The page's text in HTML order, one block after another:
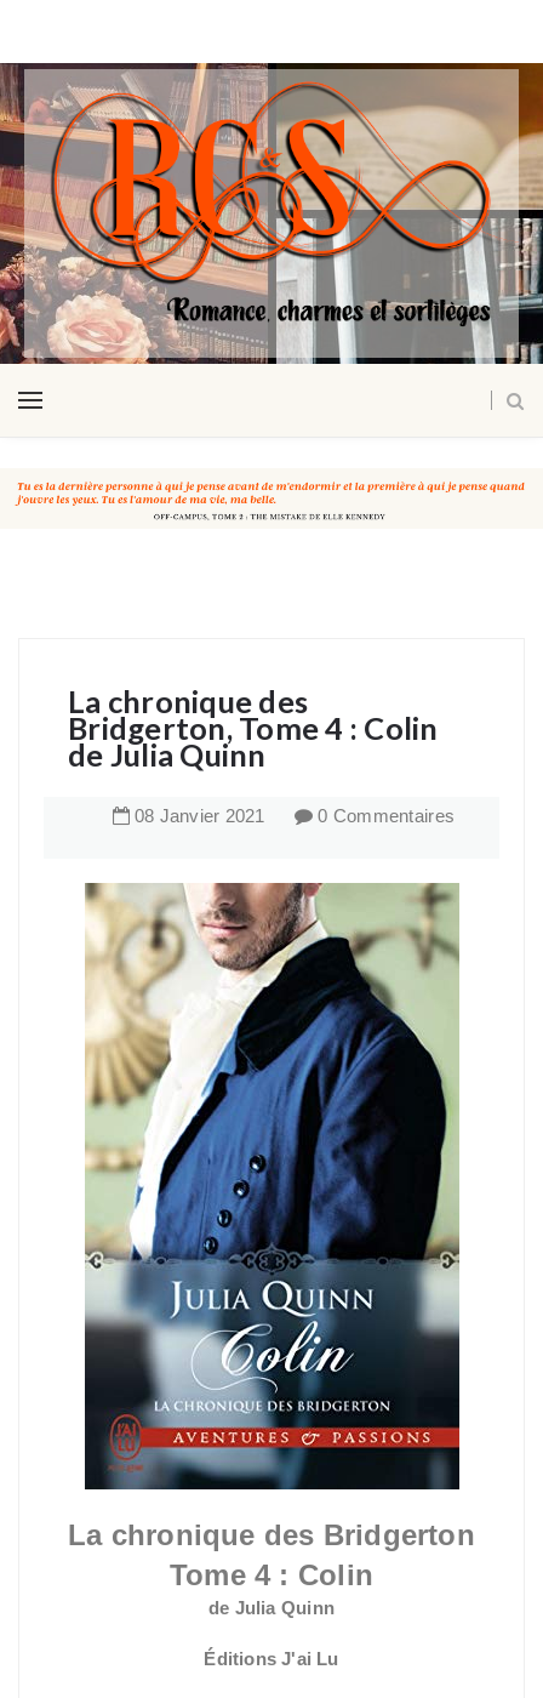
La chronique des
Bridgerton, Tome 4 : Colin
de Julia Quinn
08 Janvier 2021 0 Commentaires
La chronique des Bridgerton
Tome 4 : Colin
de Julia Quinn
Éditions J'ai Lu